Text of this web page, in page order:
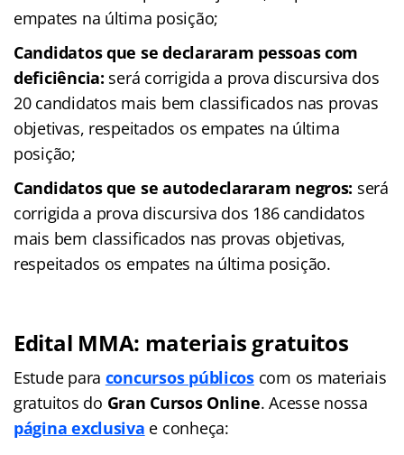
empates na última posição;
Candidatos que se declararam pessoas com
deficiência: será corrigida a prova discursiva dos
20 candidatos mais bem classificados nas provas
objetivas, respeitados os empates na última
posição;
Candidatos que se autodeclararam negros: será
corrigida a prova discursiva dos 186 candidatos
mais bem classificados nas provas objetivas,
respeitados os empates na última posição.
Edital MMA: materiais gratuitos
Estude para concursos públicoscom os materiais
gratuitos do Gran Cursos Online. Acesse nossa
página exclusiva e conheça: